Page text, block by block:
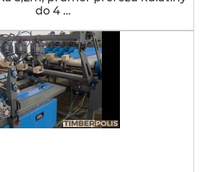
do 4 …